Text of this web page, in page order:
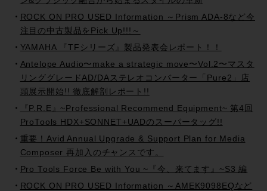
ROCK ON PRO USED Information ～Prism ADA-8など今
注目の中古製品をPick Up!!!～
YAMAHA 『TFシリーズ』製品発表会レポート！！
Antelope Audio〜make a strategic move〜Vol.2〜マスタ
リンググレードAD/DAステレオコンバーター「Pure2」店
頭展示開始!! 徹底解剖レポート!!
『P.R.E』~Professional Recommend Equipment~ 第4回
ProTools HDX+SONNET+UADのスーパータッグ!!
重要！Avid Annual Upgrade & Support Plan for Media
Composer 再加入のチャンスです。
Pro Tools Force Be with You ~『今、来てます』~S3 編
ROCK ON PRO USED Information ～AMEK9098EQなど